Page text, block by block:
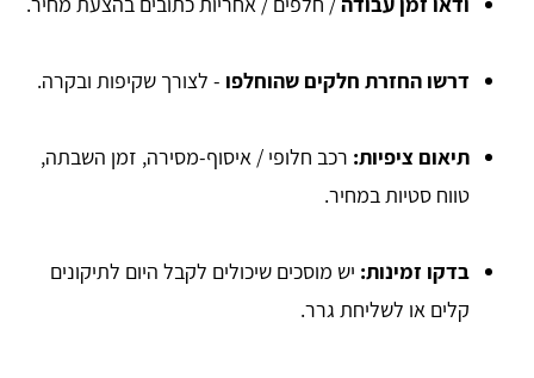
דרשו החזרת חלקים שהוחלפו - לצורך שקיפות ובקרה.
תיאום ציפיות: רכב חלופי / איסוף-מסירה, זמן השבתה,
טווח סטיות במחיר.
בדקו זמינות: יש מוסכים שיכולים לקבל היום לתיקונים
קלים או לשליחת גרר.